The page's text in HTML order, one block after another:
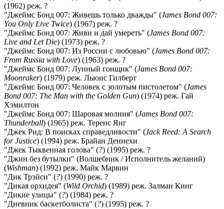
(1962) реж. ?
"Джеймс Бонд 007: Живешь только дважды" (James Bond 007:
You Only Live Twice) (1967) реж. ?
"Джеймс Бонд 007: Живи и дай умереть" (James Bond 007:
Live and Let Die) (1973) реж. ?
"Джеймс Бонд 007: Из России с любовью" (James Bond 007:
From Russia with Love) (1963) реж. ?
"Джеймс Бонд 007: Лунный гонщик" (James Bond 007:
Moonraker) (1979) реж. Льюис Гилберт
"Джеймс Бонд 007: Человек с золотым пистолетом" (James
Bond 007: The Man with the Golden Gun) (1974) реж. Гай
Хэмилтон
"Джеймс Бонд 007: Шаровая молния" (James Bond 007:
Thunderball) (1965) реж. Теренс Янг
"Джек Рид: В поисках справедливости" (Jack Reed: A Search
for Justice) (1994) реж. Брайан Деннехи
"Джек Тыквенная голова" (?) (1995) реж. ?
"Джин без бутылки" (Волшебник / Исполнитель желаний)
(Wishman) (1992) реж. Майк Марвин
"Дик Трэйси" (?) (1990) реж. ?
"Дикая орхидея" (Wild Orchid) (1989) реж. Залман Кинг
"Дикие улицы" (?) (1984) реж. ?
"Дневник баскетболиста" (?) (1995) реж. ?